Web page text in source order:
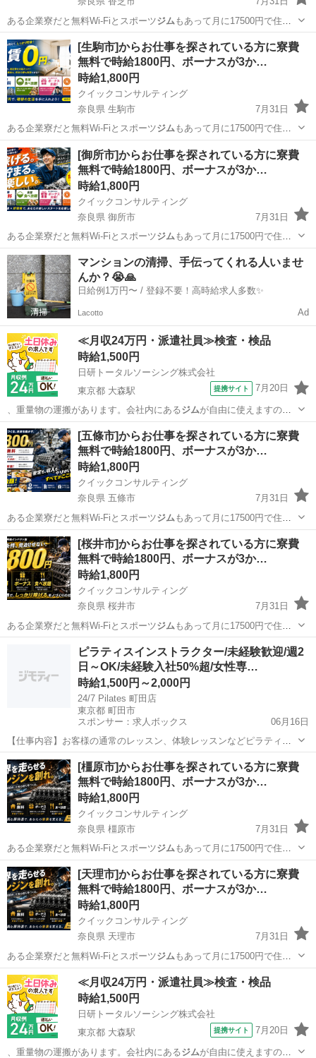
ある企業寮だと無料Wi-Fiとスポーツジム もあって月に17500円で住め
ちゃいま…
奈良 香芝市 工場 スタッフ
[生駒市]からお仕事を探されている方に寮費
無料で時給1800円、ボーナスが3か…
時給1,800円
クイックコンサルティング
奈良県 生駒市
7月31日
ある企業寮だと無料Wi-Fiとスポーツジムもあって月に17500円で住め
ちゃいま…
奈良 生駒市 工場 スタッフ
[御所市]からお仕事を探されている方に寮費
無料で時給1800円、ボーナスが3か…
時給1,800円
クイックコンサルティング
奈良県 御所市
7月31日
ある企業寮だと無料Wi-Fiとスポーツジムもあって月に17500円で住め
ちゃいま…
奈良 御所市 スタッフ
マンションの清掃、手伝ってくれる人いませ
んか？😭🙏
日給例1万円〜 / 登録不要！高時給求人多数✨
Lacotto Ad
≪月収24万円・派遣社員≫検査・検品
時給1,500円
日研トータルソーシング株式会社
東京都 大森駅
提携サイト 7月20日
、重量物の運搬があります。会社内にあるジムが自由に使えますの
で、身体を鍛えること…
東京 大田区 大森駅 その他
[五條市]からお仕事を探されている方に寮費
無料で時給1800円、ボーナスが3か…
時給1,800円
クイックコンサルティング
奈良県 五條市
7月31日
ある企業寮だと無料Wi-Fiとスポーツジム もあって月に17500円で住め
ちゃいま…
奈良 五條市 工場 スタッフ
[桜井市]からお仕事を探されている方に寮費
無料で時給1800円、ボーナスが3か…
時給1,800円
クイックコンサルティング
奈良県 桜井市
7月31日
ある企業寮だと無料Wi-Fiとスポーツジム もあって月に17500円で住め
ちゃいま…
スタッフ
ピラティスインストラクター/未経験歓迎/週2
日～OK/未経験入社50%超/女性専…
時給1,500円～2,000円
24/7 Pilates 町田店
東京都 町田市
スポンサー：求人ボックス
06月16日
【仕事内容】お客様の通常のレッスン、体験レッスンなどピラティス
インストラクター業務ををお任せします! <主な業務内容> ・マシンピ
ラティスのパーソナルレッスン ・お客様対応 ・清掃、入会案内などの
簡単な店舗運営業務 未経験の方もエ...
アルバイト・パート
[橿原市]からお仕事を探されている方に寮費
無料で時給1800円、ボーナスが3か…
時給1,800円
クイックコンサルティング
奈良県 橿原市
7月31日
ある企業寮だと無料Wi-Fiとスポーツジムもあって月に17500円で住め
ちゃいま…
奈良 橿原市 工場 スタッフ
[天理市]からお仕事を探されている方に寮費
無料で時給1800円、ボーナスが3か…
時給1,800円
クイックコンサルティング
奈良県 天理市
7月31日
ある企業寮だと無料Wi-Fiとスポーツジムもあって月に17500円で住め
ちゃいま…
奈良 天理市 工場 スタッフ
≪月収24万円・派遣社員≫検査・検品
時給1,500円
日研トータルソーシング株式会社
東京都 大森駅
提携サイト 7月20日
、重量物の運搬があります。会社内にあるジムが自由に使えますの